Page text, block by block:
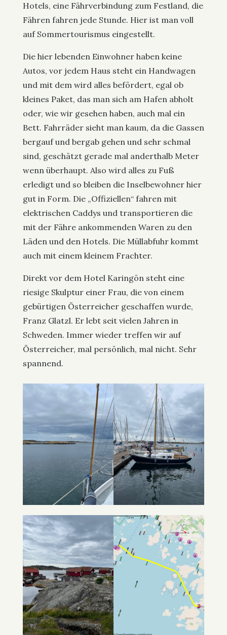
Hotels, eine Fährverbindung zum Festland, die
Fähren fahren jede Stunde. Hier ist man voll
auf Sommertourismus eingestellt.
Die hier lebenden Einwohner haben keine
Autos, vor jedem Haus steht ein Handwagen
und mit dem wird alles befördert, egal ob
kleines Paket, das man sich am Hafen abholt
oder, wie wir gesehen haben, auch mal ein
Bett. Fahrräder sieht man kaum, da die Gassen
bergauf und bergab gehen und sehr schmal
sind, geschätzt gerade mal anderthalb Meter
wenn überhaupt. Also wird alles zu Fuß
erledigt und so bleiben die Inselbewohner hier
gut in Form. Die „Offiziellen“ fahren mit
elektrischen Caddys und transportieren die
mit der Fähre ankommenden Waren zu den
Läden und den Hotels. Die Müllabfuhr kommt
auch mit einem kleinem Frachter.
Direkt vor dem Hotel Karingön steht eine
riesige Skulptur einer Frau, die von einem
gebürtigen Österreicher geschaffen wurde,
Franz Glatzl. Er lebt seit vielen Jahren in
Schweden. Immer wieder treffen wir auf
Österreicher, mal persönlich, mal nicht. Sehr
spannend.